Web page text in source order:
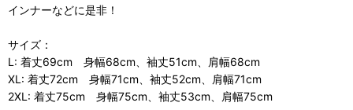
インナーなどに是非！
サイズ：
L: 着丈69cm 身幅68cm、袖丈51cm、肩幅68cm
XL: 着丈72cm 身幅71cm、袖丈52cm、肩幅71cm
2XL: 着丈75cm 身幅75cm、袖丈53cm、肩幅75cm